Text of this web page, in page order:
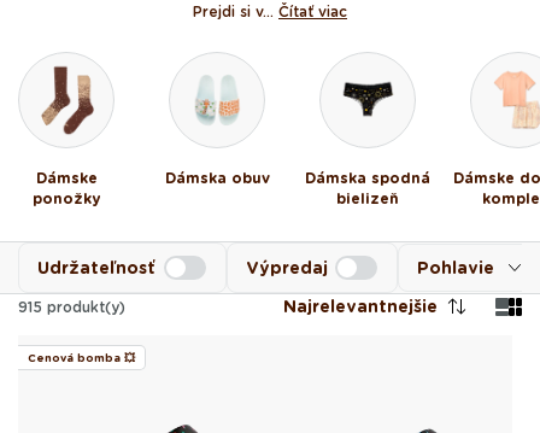
Prejdi si v... Čítať viac
Dámske
ponožky
Dámska obuv
Dámska spodná
bielizeň
Dámske
Pohlavie
Udržateľnosť Výpredaj
915 produkt(y) Najrelevantnejšie
Cenová bomba 💥